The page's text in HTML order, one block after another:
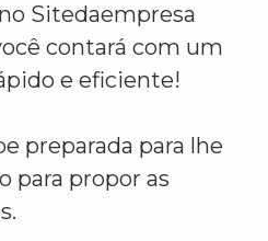
Sitedaempresa
contará com um
e eficiente!
preparada para lhe
para propor as